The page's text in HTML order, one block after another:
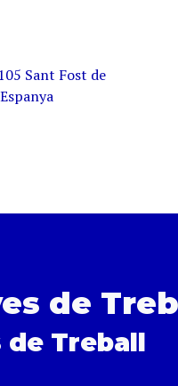
Sant Fost de
de
de Treball